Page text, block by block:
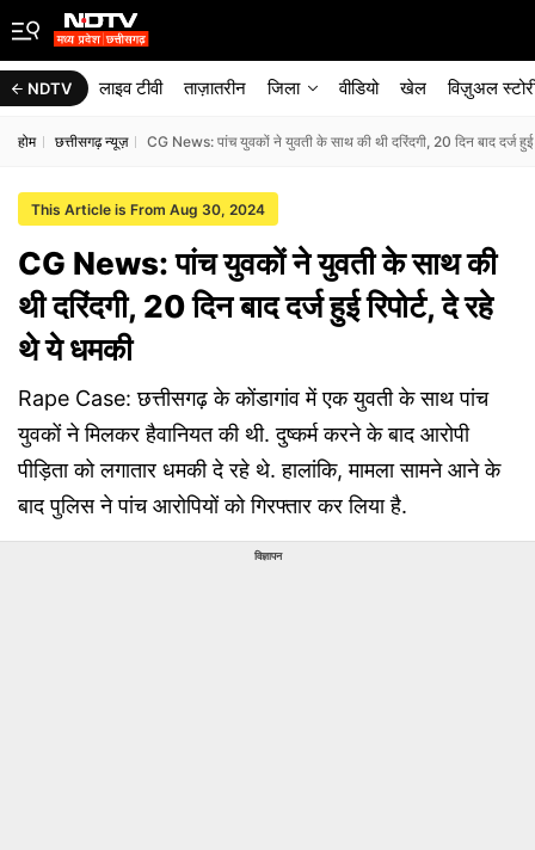
NDTV लाइव टीवी ताज़ातरीन जिला वीडियो खेल विज़ुअल
होम छत्तीसगढ़ न्यूज़ CG News: पांच युवकों ने युवती के साथ की थी दरिंदगी, 20 दिन बाद दर्ज हुई
This Article is From Aug 30, 2024
CG News: पांच युवकों ने युवती के साथ की
थी दरिंदगी, 20 दिन बाद दर्ज हुई रिपोर्ट, दे रहे
थे ये धमकी
Rape Case: छत्तीसगढ़ के कोंडागांव में एक युवती के साथ पांच
युवकों ने मिलकर हैवानियत की थी. दुष्कर्म करने के बाद आरोपी
पीड़िता को लगातार धमकी दे रहे थे. हालांकि, मामला सामने आने के
बाद पुलिस ने पांच आरोपियों को गिरफ्तार कर लिया है.
विज्ञापन